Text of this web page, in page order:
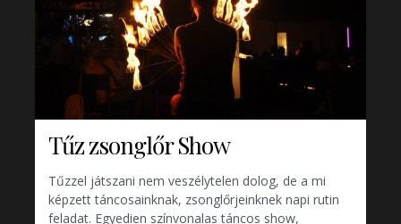
Tűz zsonglőr Show
Tűzzel játszani nem veszélytelen dolog, de a mi
képzett táncosainknak, zsonglőrjeinknek napi rutin
feladat. Egyedien színvonalas táncos show,